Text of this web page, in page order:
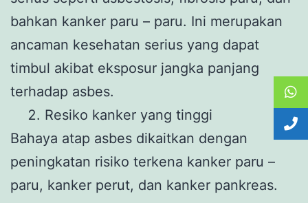
bahkan kanker paru – paru. Ini merupakan
ancaman kesehatan serius yang dapat
timbul akibat eksposur jangka panjang
terhadap asbes.
Resiko kanker yang tinggi
Bahaya atap asbes dikaitkan dengan
peningkatan risiko terkena kanker paru –
paru, kanker perut, dan kanker pankreas.